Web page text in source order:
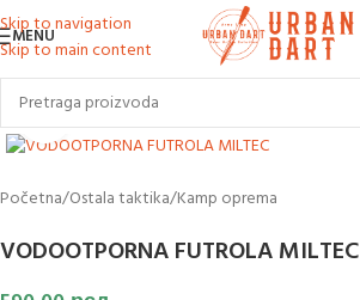
Skip to navigation
Skip to main content
MENU
Klikni za uvećanje slike
Početna/Ostala taktika/Kamp oprema
VODOOTPORNA FUTROLA MILTEC